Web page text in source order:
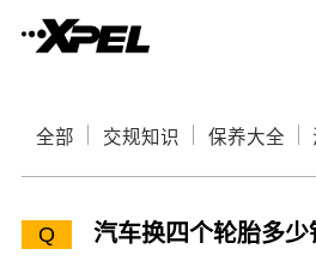
全部 交规知识 保养大全
Q 汽车换四个轮胎多少